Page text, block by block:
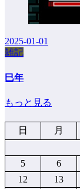
2025-01-01
雑記
巳年
もっと見る
日
月
5
6
12
13